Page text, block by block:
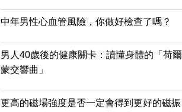
中年男性心血管風險，你做好檢查了嗎？
男人40歲後的健康關卡：讀懂身體的「荷爾
蒙交響曲」
更高的磁場強度是否一定會得到更好的磁振